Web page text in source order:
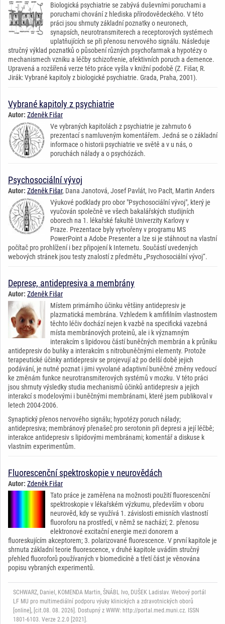
Biologická psychiatrie se zabývá duševními poruchami a
poruchami chování z hlediska přírodovědeckého. V této
práci jsou shrnuty základní poznatky o neuronech,
synapsích, neurotransmiterech a receptorových systémech
uplatňujících se při přenosu nervového signálu. Následuje
stručný výklad poznatků o působení různých psychofarmak a hypotézy o
mechanismech vzniku a léčby schizofrenie, afektivních poruch a demence.
Upravená a rozšířená verze této práce vyšla v knižní podobě (Z. Fišar, R.
Jirák: Vybrané kapitoly z biologické psychiatrie. Grada, Praha, 2001).
Vybrané kapitoly z psychiatrie
Autor: Zdeněk Fišar
Ve vybraných kapitolách z psychiatrie je zahrnuto 6
prezentací s namluveným komentářem. Jedná se o základní
informace o historii psychiatrie ve světě a v u nás, o
poruchách nálady a o psychózách.
Psychosociální vývoj
Autor: Zdeněk Fišar, Dana Janotová, Josef Pavlát, Ivo Paclt, Martin Anders
Výukové podklady pro obor "Psychosociální vývoj", který je
vyučován společně ve všech bakalářských studijních
oborech na 1. lékařské fakultě Univerzity Karlovy v
Praze. Prezentace byly vytvořeny v programu MS
PowerPoint a Adobe Presenter a lze si je stáhnout na vlastní
počítač pro prohlížení i bez připojení k Internetu. Součástí uvedených
webových stránek jsou testy znalostí z předmětu „Psychosociální vývoj“.
Deprese, antidepresiva a membrány
Autor: Zdeněk Fišar
Místem primárního účinku většiny antidepresiv je
plazmatická membrána. Vzhledem k amfifilním vlastnostem
těchto léčiv dochází nejen k vazbě na specifická vazebná
místa membránových proteinů, ale i k významným
interakcím s lipidovou částí buněčných membrán a k průniku
antidepresiv do buňky a interakcím s nitrobuněčnými elementy. Protože
terapeutické účinky antidepresiv se projevují až po delší době jejich
podávání, je nutné poznat i jimi vyvolané adaptivní buněčné změny vedoucí
ke změnám funkce neurotransmiterových systémů v mozku. V této práci
jsou shrnuty výsledky studia mechanismů účinků antidepresiv a jejich
interakcí s modelovými i buněčnými membránami, které jsem publikoval v
letech 2004-2006.
Synaptický přenos nervového signálu; hypotézy poruch nálady;
antidepresiva; membránový přenašeč pro serotonin při depresi a její léčbě;
interakce antidepresiv s lipidovými membránami; komentář a diskuse k
vlastním experimentům.
Fluorescenční spektroskopie v neurovědách
Autor: Zdeněk Fišar
Tato práce je zaměřena na možnosti použití fluorescenční
spektroskopie v lékařském výzkumu, především v oboru
neurověd, kdy se využívá 1. závislosti emisních vlastností
fluoroforu na prostředí, v němž se nachází; 2. přenosu
elektronové excitační energie mezi donorem a
fluoreskujícím akceptorem; 3. polarizované fluorescence. V první kapitole je
shrnuta základní teorie fluorescence, v druhé kapitole uvádím stručný
přehled fluoroforů používaných v biomedicíně a třetí část je věnována
popisu vybraných experimentů.
SCHWARZ, Daniel, KOMENDA Martin, ŠNÁBL Ivo, DUŠEK Ladislav. Webový portál
LF MU pro multimediální podporu výuky klinických a zdravotnických oborů
[online], [cit.08. 08. 2026]. Dostupný z WWW: http://portal.med.muni.cz. ISSN
1801-6103. Verze 2.2.0 [2021].